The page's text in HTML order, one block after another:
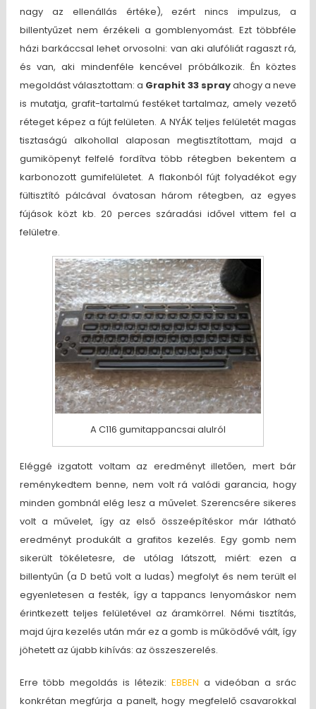
nagy az ellenállás értéke), ezért nincs impulzus, a
billentyűzet nem érzékeli a gomblenyomást. Ezt többféle
házi barkáccsal lehet orvosolni: van aki alufóliát ragaszt rá,
és van, aki mindenféle kencével próbálkozik. Én köztes
megoldást választottam: a Graphit 33 sprayahogy a neve
is mutatja, grafit-tartalmú festéket tartalmaz, amely vezető
réteget képez a fújt felületen. A NYÁK teljes felületét magas
tisztaságú alkohollal alaposan megtisztítottam, majd a
gumiköpenyt felfelé fordítva több rétegben bekentem a
karbonozott gumifelületet. A flakonból fújt folyadékot egy
fültisztító pálcával óvatosan három rétegben, az egyes
fújások közt kb. 20 perces száradási idővel vittem fel a
felületre.
A C116 gumitappancsai alulról
Eléggé izgatott voltam az eredményt illetően, mert bár
reménykedtem benne, nem volt rá valódi garancia, hogy
minden gombnál elég lesz a művelet. Szerencsére sikeres
volt a művelet, így az első összeépítéskor már látható
eredményt produkált a grafitos kezelés. Egy gomb nem
sikerült tökéletesre, de utólag látszott, miért: ezen a
billentyűn (a D betű volt a ludas) megfolyt és nem terült el
egyenletesen a festék, így a tappancs lenyomáskor nem
érintkezett teljes felületével az áramkörrel. Némi tisztítás,
majd újra kezelés után már ez a gomb is működővé vált, így
jöhetett az újabb kihívás: az összeszerelés.
Erre több megoldás is létezik:EBBEN a videóban a srác
konkrétan megfúrja a panelt, hogy megfelelő csavarokkal